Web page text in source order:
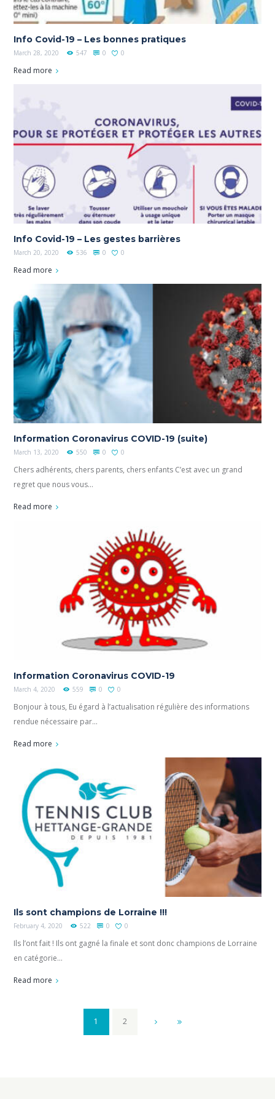
Info Covid-19 – Les bonnes pratiques
March 28, 2020 547 0 0
Read more
Info Covid-19 – Les gestes barrières
March 20, 2020 536 0 0
Read more
Information Coronavirus COVID-19 (suite)
March 13, 2020 550 0 0
Chers adhérents, chers parents, chers enfants C’est avec un grand
regret que nous vous...
Read more
Information Coronavirus COVID-19
March 4, 2020 559 0 0
Bonjour à tous, Eu égard à l’actualisation régulière des informations
rendue nécessaire par...
Read more
Ils sont champions de Lorraine !!!
February 4, 2020 522 0 0
Ils l’ont fait ! Ils ont gagné la finale et sont donc champions de Lorraine
en catégorie...
Read more
1 2